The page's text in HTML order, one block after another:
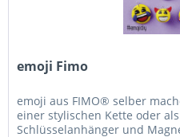
emoji Fimo
emoji aus FIMO® selber
einer stylischen Kette oder
Schlüsselanhänger und